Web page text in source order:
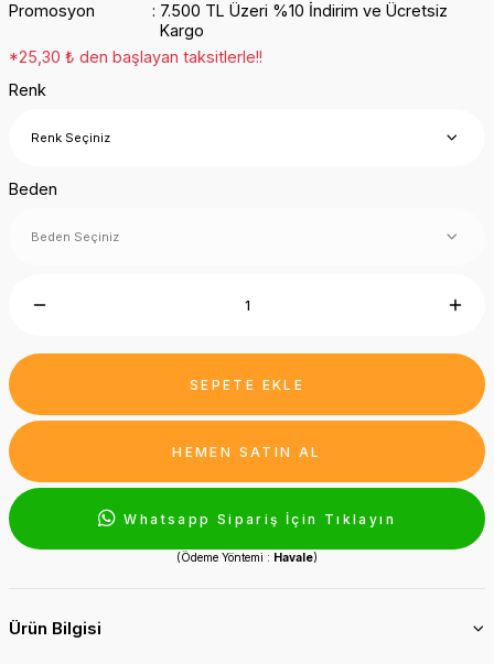
Promosyon
7.500 TL Üzeri %10 İndirim ve Ücretsiz
Kargo
*25,30 ₺ den başlayan taksitlerle!!
Renk
Beden
SEPETE EKLE
HEMEN SATIN AL
Whatsapp Sipariş İçin Tıklayın
(Ödeme Yöntemi : Havale)
Ürün Bilgisi